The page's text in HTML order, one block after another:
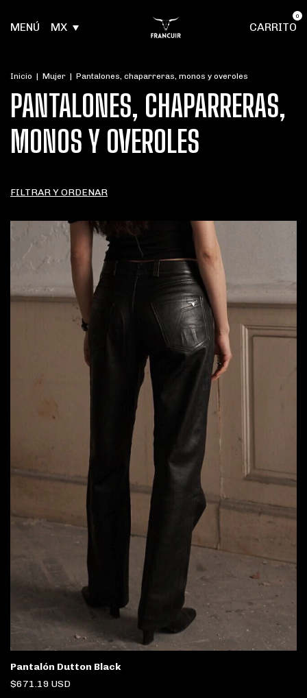
MENÚ MX CARRITO
0
Inicio | Mujer | Pantalones, chaparreras, monos y overoles
PANTALONES, CHAPARRERAS,
MONOS Y OVEROLES
FILTRAR Y ORDENAR
Pantalón Dutton Black
$671.19 USD